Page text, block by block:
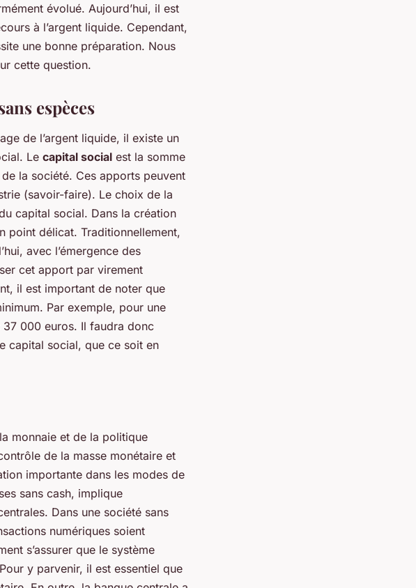
évolué. Aujourd’hui, il est
à l’argent liquide. Cependant,
une bonne préparation. Nous
cette question.
espèces
de l’argent liquide, il existe un
Le capital social est la somme
la société. Ces apports peuvent
(savoir-faire). Le choix de la
capital social. Dans la création
point délicat. Traditionnellement,
avec l’émergence des
cet apport par virement
il est important de noter que
Par exemple, pour une
000 euros. Il faudra donc
capital social, que ce soit en
monnaie et de la politique
de la masse monétaire et
importante dans les modes de
sans cash, implique
Dans une société sans
numériques soient
s’assurer que le système
y parvenir, il est essentiel que